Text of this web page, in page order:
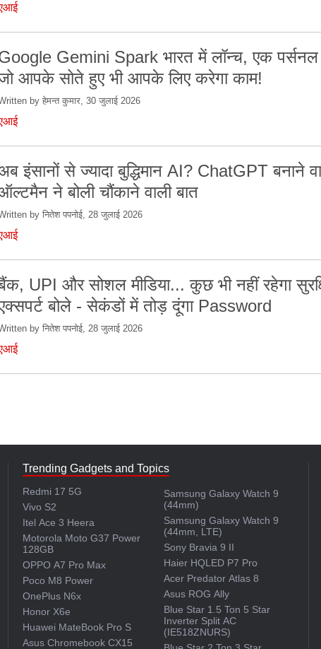
Gemini Spark भारत में लॉन्च, एक
आपके सोते हुए भी आपके लिए करेगा काम!
by हेमन्त कुमार, 30 जुलाई 2026
इंसानों से ज्यादा बुद्धिमान AI? ChatGPT बनाने
ने बोली चौंकाने वाली बात
by नितेश पपनोई, 28 जुलाई 2026
UPI और सोशल मीडिया... कुछ भी नहीं रहेगा
बोले - सेकंडों में तोड़ दूंगा Password
by नितेश पपनोई, 28 जुलाई 2026
Trending Gadgets and Topics
Redmi 17 5G
Vivo S2
Itel Ace 3 Heera
Motorola Moto G37 Power
128GB
OPPO A7 Pro Max
Poco M8 Power
OnePlus N6x
Honor X6e
Huawei MateBook Pro S
Asus Chromebook CX15
Samsung Galaxy Watch 9
(44mm)
Samsung Galaxy Watch 9
(44mm, LTE)
Sony Bravia 9 II
Haier HQLED P7 Pro
Acer Predator Atlas 8
Asus ROG Ally
Blue Star 1.5 Ton 5 Star
Inverter Split AC
(IE518ZNURS)